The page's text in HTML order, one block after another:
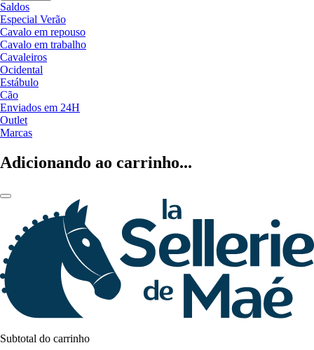
Saldos
Especial Verão
Cavalo em repouso
Cavalo em trabalho
Cavaleiros
Ocidental
Estábulo
Cão
Enviados em 24H
Outlet
Marcas
Adicionando ao carrinho...
Subtotal do carrinho